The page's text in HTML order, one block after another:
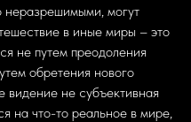
неразрешимыми, могут
в иные миры – это
не путем преодоления
обретения нового
видение не субъективная
на что-то реальное в мире,